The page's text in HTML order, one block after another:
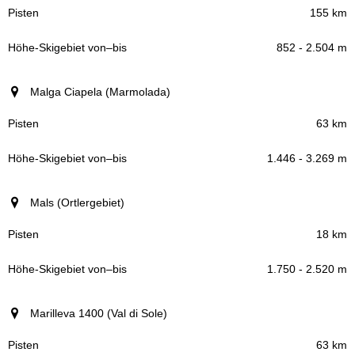
155 km
852 - 2.504 m
Malga Ciapela (Marmolada)
63 km
1.446 - 3.269 m
Mals (Ortlergebiet)
18 km
1.750 - 2.520 m
Marilleva 1400 (Val di Sole)
63 km